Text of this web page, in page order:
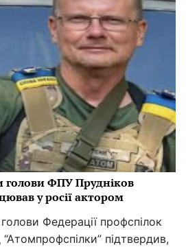
голови ФПУ Прудніков
у росії актором
Федерації профспілок
підтвердив,